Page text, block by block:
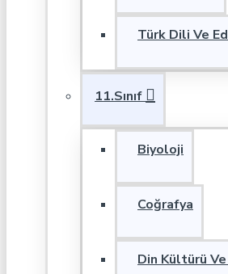
Türk Dili Ve
11.Sınıf
Biyoloji
Coğrafya
Din Kültürü